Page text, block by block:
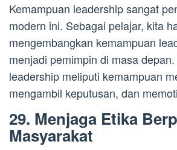
Kemampuan leadership sangat
modern ini. Sebagai pelajar, kita
mengembangkan kemampuan
menjadi pemimpin di masa
leadership meliputi kemampuan
mengambil keputusan, dan
29. Menjaga Etika
Masyarakat